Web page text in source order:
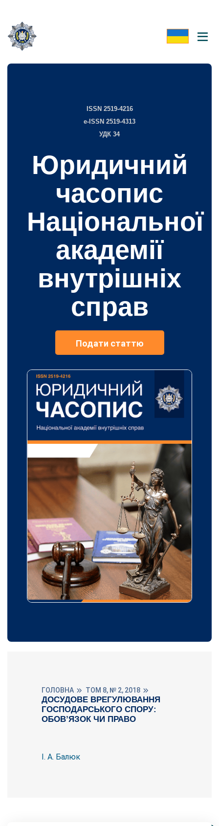
ISSN 2519-4216
e-ISSN 2519-4313
УДК 34
Юридичний
часопис
Національної
академії
внутрішніх
справ
Подати статтю
ГОЛОВНА ТОМ 8, № 2, 2018
ДОСУДОВЕ ВРЕГУЛЮВАННЯ
ГОСПОДАРСЬКОГО СПОРУ:
ОБОВ’ЯЗОК ЧИ ПРАВО
І. А. Балюк